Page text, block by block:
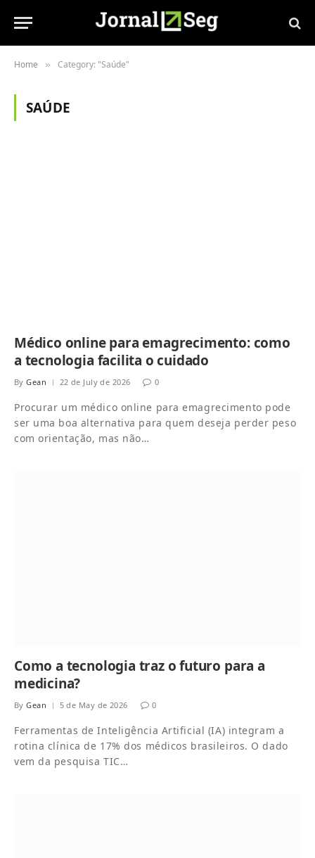
Home » Category: "Saúde"
SAÚDE
Médico online para emagrecimento: como
a tecnologia facilita o cuidado
By Gean 22 de July de 2026 0
Procurar um médico online para emagrecimento pode
ser uma boa alternativa para quem deseja perder peso
com orientação, mas não…
Como a tecnologia traz o futuro para a
medicina?
By Gean 5 de May de 2026 0
Ferramentas de Inteligência Artificial (IA) integram a
rotina clínica de 17% dos médicos brasileiros. O dado
vem da pesquisa TIC…